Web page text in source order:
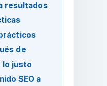
resultados
de
lo justo
SEO a